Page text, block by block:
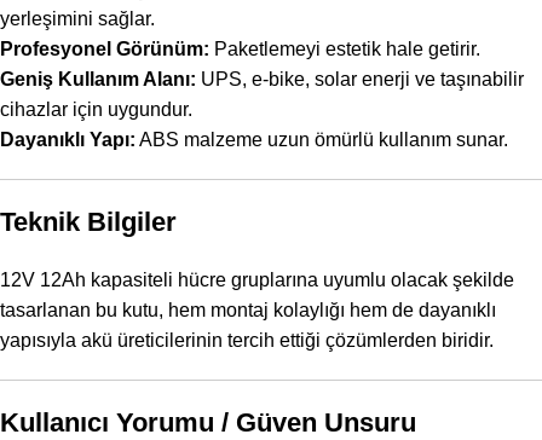
yerleşimini sağlar.
Profesyonel Görünüm: Paketlemeyi estetik hale getirir.
Geniş Kullanım Alanı: UPS, e-bike, solar enerji ve taşınabilir
cihazlar için uygundur.
Dayanıklı Yapı: ABS malzeme uzun ömürlü kullanım sunar.
Teknik Bilgiler
12V 12Ah kapasiteli hücre gruplarına uyumlu olacak şekilde
tasarlanan bu kutu, hem montaj kolaylığı hem de dayanıklı
yapısıyla akü üreticilerinin tercih ettiği çözümlerden biridir.
Kullanıcı Yorumu / Güven Unsuru